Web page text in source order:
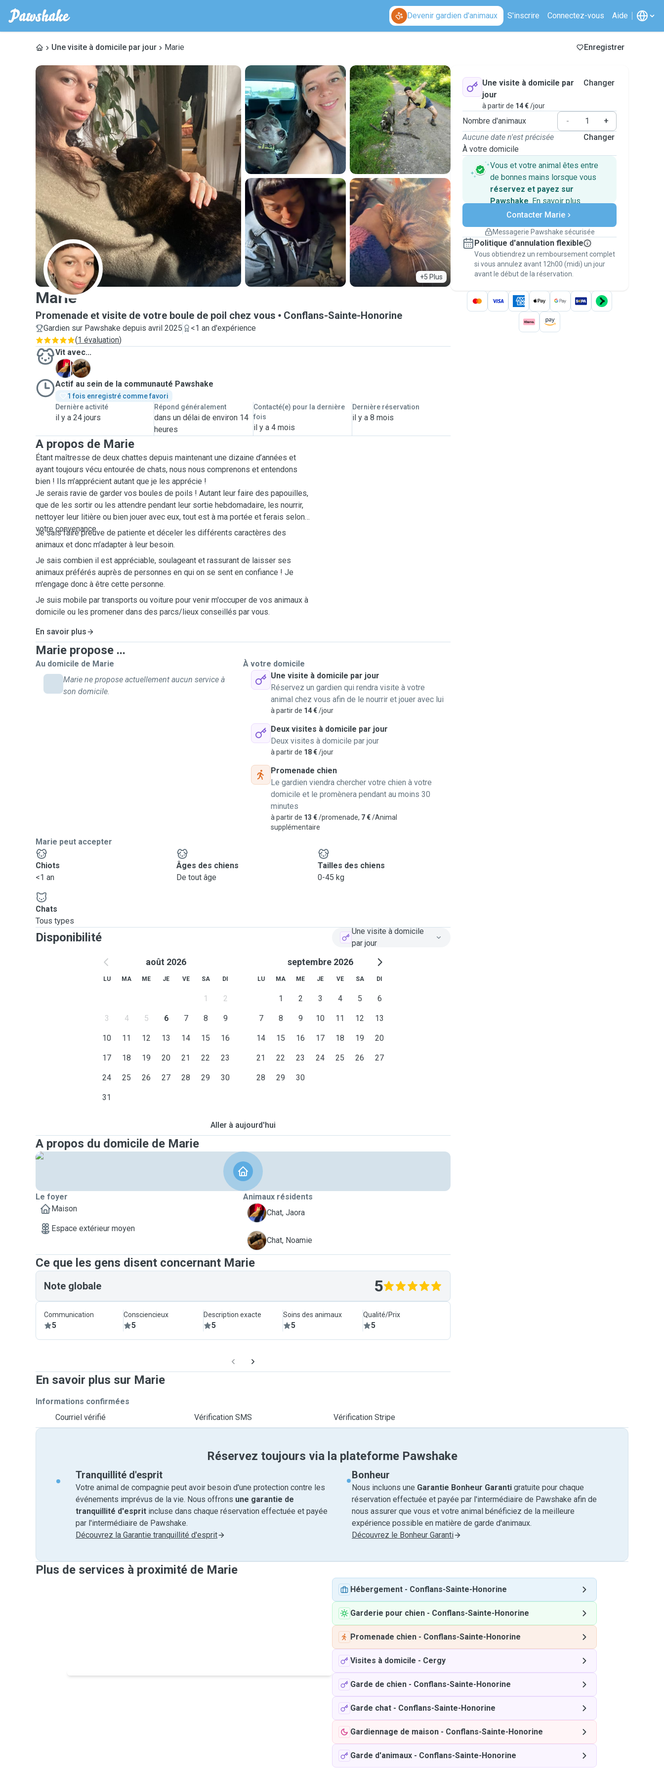
Devenir gardien d'animaux S'inscrire Connectez-vous Aide
Une visite à domicile par jour Marie Enregistrer
+5 Plus
M
Marie
Promenade et visite de votre boule de poil chez vous Conflans-Sainte-Honorine
Gardien sur Pawshake depuis avril 2025
<1 an d'expérience
(1 évaluation)
Vit avec...
J
N
Actif au sein de la communauté Pawshake
1 fois enregistré comme favori
Dernière activité
il y a 24 jours
Répond généralement
dans un délai de environ 14
heures
Contacté(e) pour la dernière
fois
il y a 4 mois
Dernière réservation
il y a 8 mois
A propos de Marie
Étant maîtresse de deux chattes depuis maintenant une dizaine d’années et
ayant toujours vécu entourée de chats, nous nous comprenons et entendons
bien ! Ils m’apprécient autant que je les apprécie !
Je serais ravie de garder vos boules de poils ! Autant leur faire des papouilles,
que de les sortir ou les attendre pendant leur sortie hebdomadaire, les nourrir,
nettoyer leur litière ou bien jouer avec eux, tout est à ma portée et ferais selon
votre convenance.
Je sais faire preuve de patiente et déceler les différents caractères des
animaux et donc m’adapter à leur besoin.
Je sais combien il est appréciable, soulageant et rassurant de laisser ses
animaux préférés auprès de personnes en qui on se sent en confiance ! Je
m'engage donc à être cette personne.
Je suis mobile par transports ou voiture pour venir m'occuper de vos animaux à
domicile ou les promener dans des parcs/lieux conseillés par vous.
En savoir plus
Marie propose ...
Au domicile de Marie
Marie ne propose actuellement aucun service à
son domicile.
À votre domicile
Une visite à domicile par jour
Réservez un gardien qui rendra visite à votre
animal chez vous afin de le nourrir et jouer avec lui
à partir de 14 €/jour
Deux visites à domicile par jour
Deux visites à domicile par jour
à partir de 18 €/jour
Promenade chien
Le gardien viendra chercher votre chien à votre
domicile et le promènera pendant au moins 30
minutes
à partir de 13 €/promenade, 7 €/Animal
supplémentaire
Marie peut accepter
Chiots
<1 an
Âges des chiens
De tout âge
Tailles des chiens
0-45 kg
Chats
Tous types
Disponibilité
Une visite à domicile
par jour
août 2026
LU MA ME JE VE SA DI
1 2
3 4 5 6 7 8 9
10 11 12 13 14 15 16
17 18 19 20 21 22 23
24 25 26 27 28 29 30
31
septembre 2026
LU MA ME JE VE SA DI
1 2 3 4 5 6
7 8 9 10 11 12 13
14 15 16 17 18 19 20
21 22 23 24 25 26 27
28 29 30
Aller à aujourd'hui
A propos du domicile de Marie
Le foyer
Maison
Espace extérieur moyen
Animaux résidents
J
Chat, Jaora
N Chat, Noamie
Ce que les gens disent concernant Marie
Note globale 5
Communication
5
Consciencieux
5
Description exacte
5
Soins des animaux
5
Qualité/Prix
5
En savoir plus sur Marie
Informations confirmées
Courriel vérifié
Vérification SMS Vérification Stripe
Une visite à domicile par
jour
à partir de 14 €/jour
Changer
Nombre d'animaux -
+
Aucune date n'est précisée
À votre domicile
Changer
Vous et votre animal êtes entre
de bonnes mains lorsque vous
réservez et payez sur
Pawshake. En savoir plus
Paiements sécurisés
Assistance en cas de
Réservations couvertes par
nos garanties
Gardez tout sur Pawshake (du premier
message au paiement) pour bénéficier de la
Garantie Pawshake.
Contacter Marie
Messagerie Pawshake sécurisée
Politique d'annulation flexible
Vous obtiendrez un remboursement complet
si vous annulez avant 12h00 (midi) un jour
avant le début de la réservation.
Réservez toujours via la plateforme Pawshake
Tranquillité d'esprit
Votre animal de compagnie peut avoir besoin d'une protection contre les
événements imprévus de la vie. Nous offrons une garantie de
tranquillité d'esprit incluse dans chaque réservation effectuée et payée
par l'intermédiaire de Pawshake.
Découvrez la Garantie tranquillité d'esprit
Bonheur
Nous incluons une Garantie Bonheur Garanti gratuite pour chaque
réservation effectuée et payée par l'intermédiaire de Pawshake afin de
nous assurer que vous et votre animal bénéficiez de la meilleure
expérience possible en matière de garde d'animaux.
Découvrez le Bonheur Garanti
Plus de services à proximité de Marie
Hébergement - Conflans-Sainte-Honorine
Garderie pour chien - Conflans-Sainte-Honorine
Promenade chien - Conflans-Sainte-Honorine
Visites à domicile - Cergy
Garde de chien - Conflans-Sainte-Honorine
Garde chat - Conflans-Sainte-Honorine
Gardiennage de maison - Conflans-Sainte-Honorine
Garde d'animaux - Conflans-Sainte-Honorine